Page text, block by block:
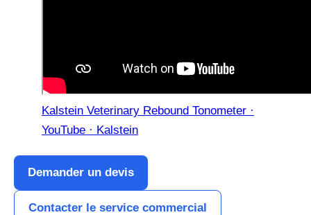
Kalstein Veterinary Rebound Tonometer ·
YouTube · Kalstein
Demander un devis
Contacter le service commercial